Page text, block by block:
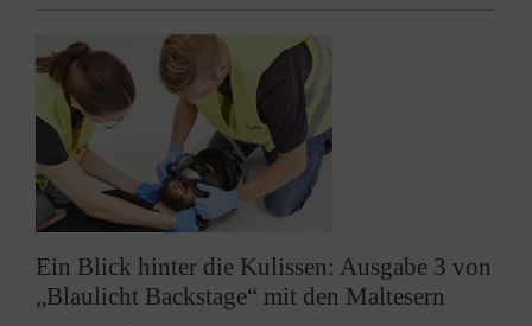
Ein Blick hinter die Kulissen: Ausgabe 3 von
„Blaulicht Backstage“ mit den Maltesern